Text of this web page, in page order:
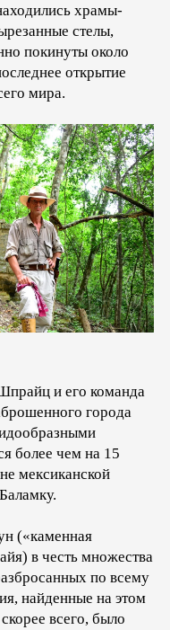
храмы-
стелы,
покинуты около
открытие
мира.
и его команда
города
более чем на 15
мексиканской
(«каменная
в честь множества
по всему
найденные на этом
всего, было